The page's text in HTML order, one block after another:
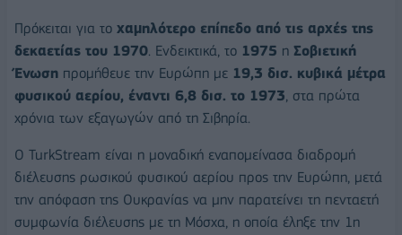
Πρόκειται για το χαμηλότερο επίπεδο από τις αρχές της
δεκαετίας του 1970. Ενδεικτικά, το 1975 η Σοβιετική
Ένωση προμήθευε την Ευρώπη με 19,3 δισ. κυβικά μέτρα
φυσικού αερίου, έναντι 6,8 δισ. το 1973 , στα πρώτα
χρόνια των εξαγωγών από τη Σιβηρία.
Ο TurkStream είναι η μοναδική εναπομείνασα διαδρομή
διέλευσης ρωσικού φυσικού αερίου προς την Ευρώπη, μετά
την απόφαση της Ουκρανίας να μην παρατείνει τη πενταετή
συμφωνία διέλευσης με τη Μόσχα, η οποία έληξε την 1η